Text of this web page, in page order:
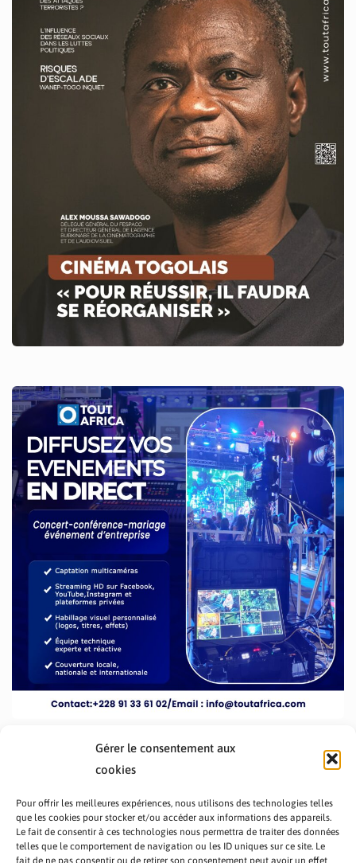
Gérer le consentement aux
cookies
Pour offrir les meilleures expériences, nous utilisons des technologies telles
que les cookies pour stocker et/ou accéder aux informations des appareils.
Le fait de consentir à ces technologies nous permettra de traiter des données
telles que le comportement de navigation ou les ID uniques sur ce site. Le
fait de ne pas consentir ou de retirer son consentement peut avoir un effet